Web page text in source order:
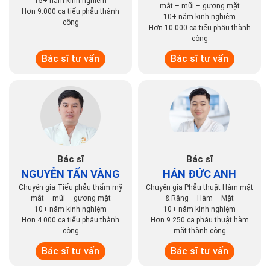
Hơn 9.000 ca tiểu phẫu thành
công
Bác sĩ tư vấn
mắt – mũi – gương mặt
10+ năm kinh nghiệm
Hơn 10.000 ca tiểu phẫu thành
công
Bác sĩ tư vấn
Bác sĩ
NGUYỄN TẤN VÀNG
Chuyên gia Tiểu phẫu thẩm mỹ
mắt – mũi – gương mặt
10+ năm kinh nghiệm
Hơn 4.000 ca tiểu phẫu thành
công
Bác sĩ tư vấn
Bác sĩ
HÁN ĐỨC ANH
Chuyên gia Phẫu thuật Hàm mặt
& Răng – Hàm – Mặt
10+ năm kinh nghiệm
Hơn 9.250 ca phẫu thuật hàm
mặt thành công
Bác sĩ tư vấn